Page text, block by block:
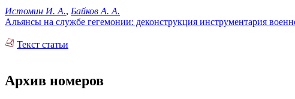
Истомин И. А., Байков А. А.
Альянсы на службе гегемонии: деконструкция инструментария
Текст статьи
Архив номеров